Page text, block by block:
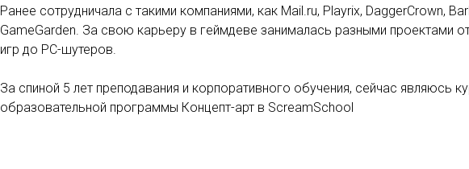
Ранее сотрудничала с такими компаниями, как Mail.ru, Playrix, DaggerCrown,
GameGarden. За свою карьеру в геймдеве занималась разными проектами
игр до PC-шутеров.
За спиной 5 лет преподавания и корпоративного обучения, сейчас являюсь
образовательной программы Концепт-арт в ScreamSchool